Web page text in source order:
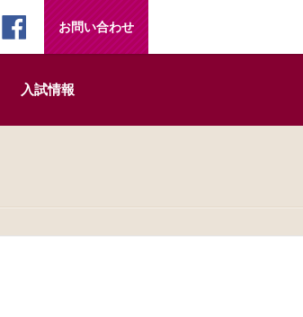
お問い合わせ
入試情報